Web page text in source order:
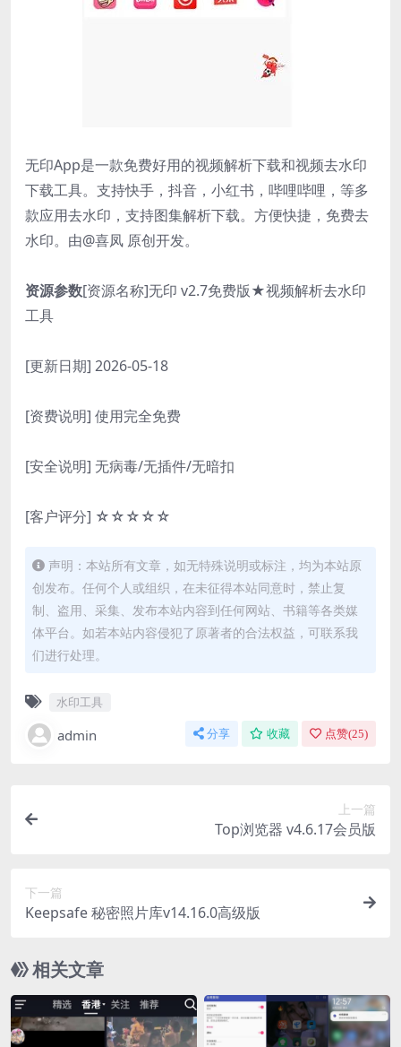
无印App是一款免费好用的视频解析下载和视频去水印
下载工具。支持快手，抖音，小红书，哔哩哔哩，等多
款应用去水印，支持图集解析下载。方便快捷，免费去
水印。由@喜凤 原创开发。
资源参数[资源名称]无印 v2.7免费版★视频解析去水印
工具
[更新日期] 2026-05-18
[资费说明] 使用完全免费
[安全说明] 无病毒/无插件/无暗扣
[客户评分] ☆☆☆☆☆
声明：本站所有文章，如无特殊说明或标注，均为本站原
创发布。任何个人或组织，在未征得本站同意时，禁止复
制、盗用、采集、发布本站内容到任何网站、书籍等各类媒
体平台。如若本站内容侵犯了原著者的合法权益，可联系我
们进行处理。
水印工具
admin 分享 收藏 点赞(25)
上一篇
Top浏览器 v4.6.17会员版
下一篇
Keepsafe 秘密照片库v14.16.0高级版
相关文章